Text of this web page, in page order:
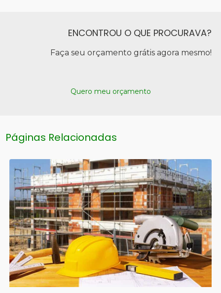
ENCONTROU O QUE PROCURAVA?
Faça seu orçamento grátis agora mesmo!
Quero meu orçamento
Páginas Relacionadas